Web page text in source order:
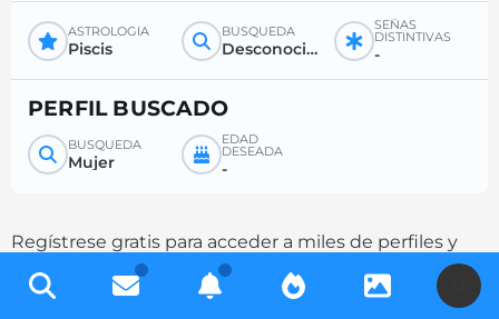
ASTROLOGÍA
Piscis
BÚSQUEDA
Desconocido
SEÑAS
DISTINTIVAS
-
PERFIL BUSCADO
BÚSQUEDA
Mujer
EDAD
DESEADA
-
Regístrese gratis para acceder a miles de perfiles y
aumente sus posibilidades de contacto
completando su descripción.